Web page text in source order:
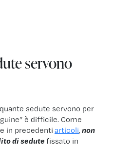
servono
sedute servono per
è difficile. Come
in precedenti articoli, non
di sedute fissato in